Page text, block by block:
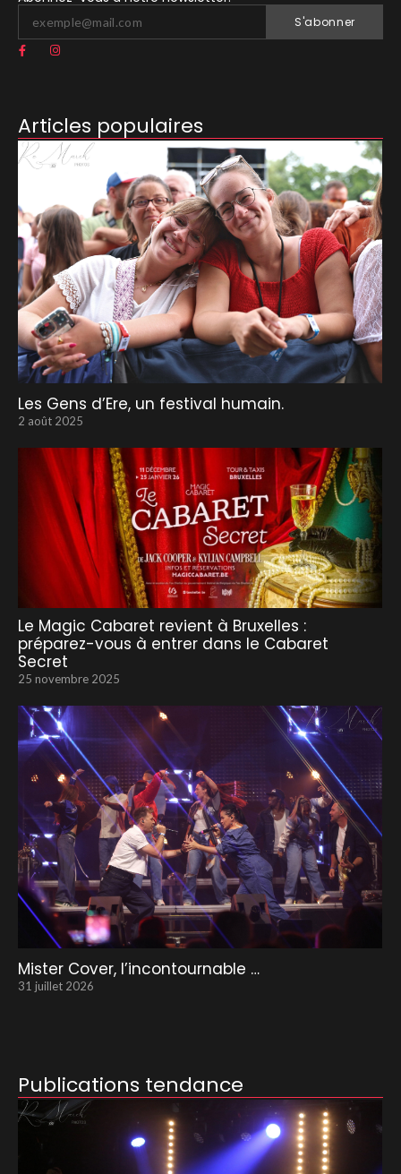
S'abonner
Articles populaires
Les Gens d’Ere, un festival humain.
2 août 2025
Le Magic Cabaret revient à Bruxelles :
préparez-vous à entrer dans le Cabaret
Secret
25 novembre 2025
Mister Cover, l’incontournable …
31 juillet 2026
Publications tendance